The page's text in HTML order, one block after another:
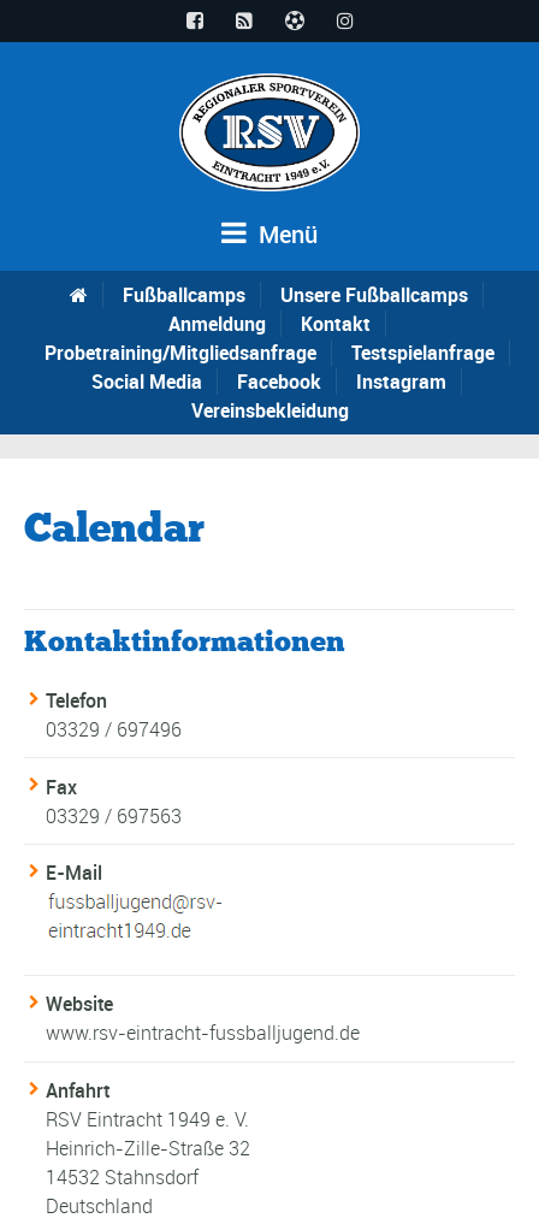
Menü
Fußballcamps
Unsere Fußballcamps
Anmeldung
Kontakt
Probetraining/Mitgliedsanfrage
Testspielanfrage
Social Media
Facebook
Instagram
Vereinsbekleidung
Calendar
Kontaktinformationen
Telefon
03329 / 697496
Fax
03329 / 697563
E-Mail
Website
www.rsv-eintracht-fussballjugend.de
Anfahrt
RSV Eintracht 1949 e. V.
Heinrich-Zille-Straße 32
14532 Stahnsdorf
Deutschland